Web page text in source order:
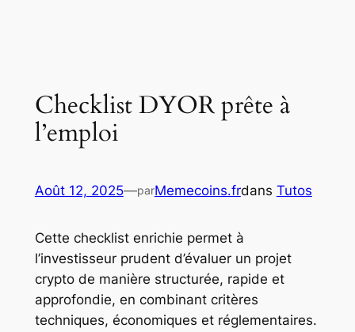
Checklist DYOR prête à
l’emploi
Août 12, 2025—parMemecoins.frdans Tutos
Cette checklist enrichie permet à
l’investisseur prudent d’évaluer un projet
crypto de manière structurée, rapide et
approfondie, en combinant critères
techniques, économiques et réglementaires.